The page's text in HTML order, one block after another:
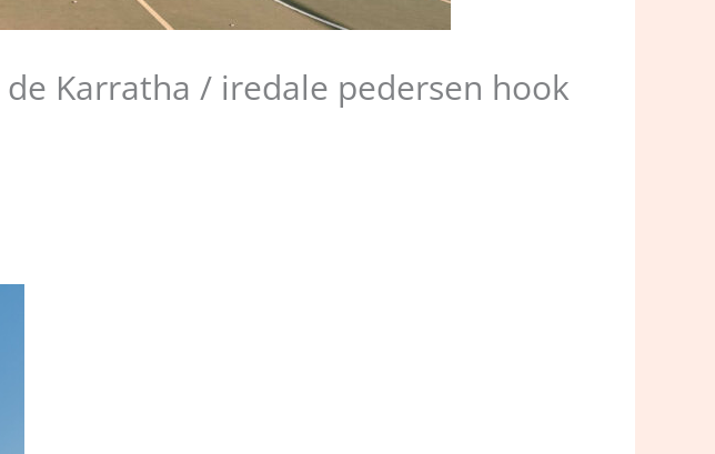
de Karratha / iredale pedersen hook